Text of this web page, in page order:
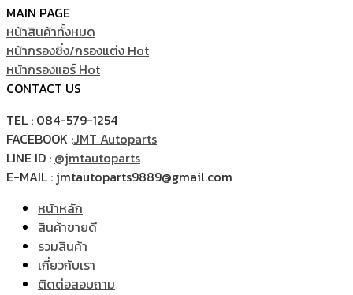
MAIN PAGE
หน้าสินค้าทั้งหมด
หน้ากรองซิ่ง/กรองแต่ง
หน้ากรองแอร์
CONTACT US
TEL : 084-579-1254
FACEBOOK :JMT Autoparts
LINE ID : @jmtautoparts
E-MAIL : jmtautoparts9889@gmail.com
หน้าหลัก
สินค้าขายดี
รวมสินค้า
เกี่ยวกับเรา
ติดต่อสอบถาม